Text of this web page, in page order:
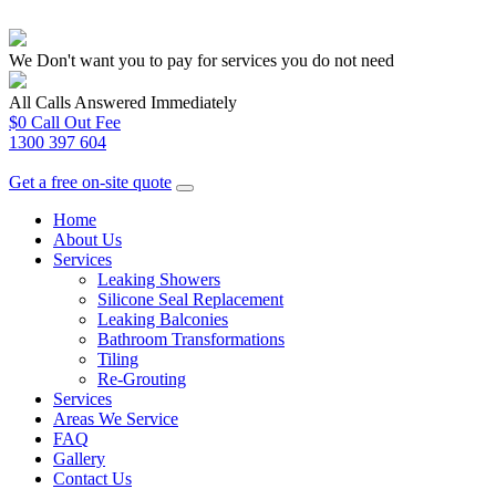
We Don't want you to pay for services you do not need
All Calls Answered Immediately
$0 Call Out Fee
1300 397 604
Get a free on-site quote
Home
About Us
Services
Leaking Showers
Silicone Seal Replacement
Leaking Balconies
Bathroom Transformations
Tiling
Re-Grouting
Services
Areas We Service
FAQ
Gallery
Contact Us